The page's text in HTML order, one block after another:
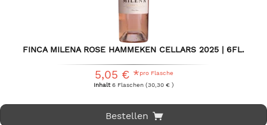
FINCA MILENA ROSE HAMMEKEN CELLARS 2025 | 6FL.
5,05 € *pro Flasche
Inhalt6 Flaschen (30,30 € )
Bestellen